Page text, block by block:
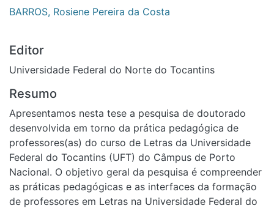
BARROS, Rosiene Pereira da Costa
Editor
Universidade Federal do Norte do Tocantins
Resumo
Apresentamos nesta tese a pesquisa de doutorado
desenvolvida em torno da prática pedagógica de
professores(as) do curso de Letras da Universidade
Federal do Tocantins (UFT) do Câmpus de Porto
Nacional. O objetivo geral da pesquisa é compreender
as práticas pedagógicas e as interfaces da formação
de professores em Letras na Universidade Federal do